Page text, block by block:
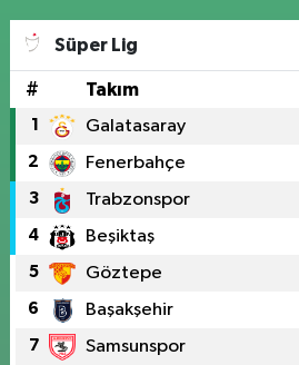
Süper Lig
# Takım
1 Galatasaray
2 Fenerbahçe
3 Trabzonspor
4 Beşiktaş
5 Göztepe
6 Başakşehir
7 Samsunspor